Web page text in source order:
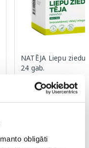
obligāti
NATĒJA Liepu
24 gab.
2.75 € 3.02 €
30 dienu zemākā cena: